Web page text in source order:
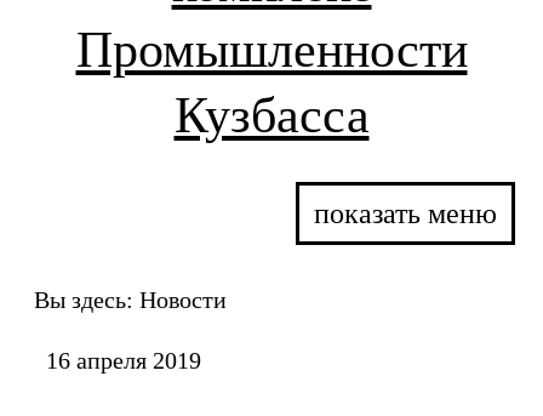
Промышленности
Кузбасса
показать меню
Вы здесь: Новости
16 апреля 2019